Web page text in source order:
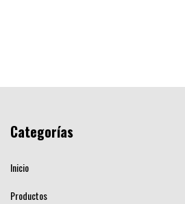
Categorías
Inicio
Productos